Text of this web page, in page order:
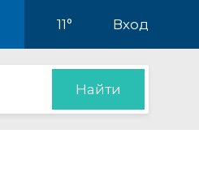
11° Вход
Найти